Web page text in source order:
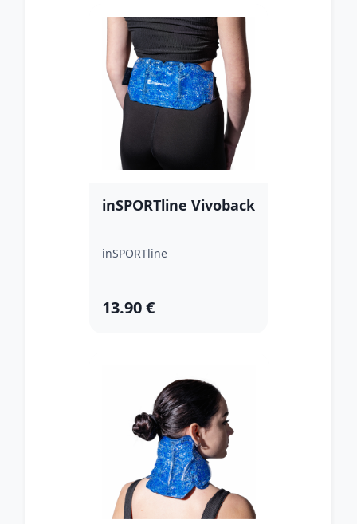
inSPORTline Vivoback
inSPORTline
13.90 €